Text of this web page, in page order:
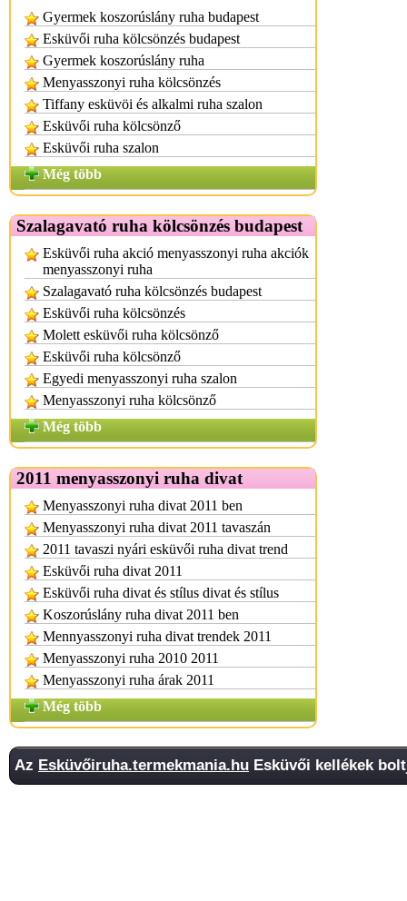
Gyermek koszorúslány ruha budapest
Esküvői ruha kölcsönzés budapest
Gyermek koszorúslány ruha
Menyasszonyi ruha kölcsönzés
Tiffany esküvöi és alkalmi ruha szalon
Esküvői ruha kölcsönző
Esküvői ruha szalon
Még több
Szalagavató ruha kölcsönzés budapest
Esküvői ruha akció menyasszonyi ruha akciók
menyasszonyi ruha
Szalagavató ruha kölcsönzés budapest
Esküvői ruha kölcsönzés
Molett esküvői ruha kölcsönző
Esküvői ruha kölcsönző
Egyedi menyasszonyi ruha szalon
Menyasszonyi ruha kölcsönző
Még több
2011 menyasszonyi ruha divat
Menyasszonyi ruha divat 2011 ben
Menyasszonyi ruha divat 2011 tavaszán
2011 tavaszi nyári esküvői ruha divat trend
Esküvői ruha divat 2011
Esküvői ruha divat és stílus divat és stílus
Koszorúslány ruha divat 2011 ben
Mennyasszonyi ruha divat trendek 2011
Menyasszonyi ruha 2010 2011
Menyasszonyi ruha árak 2011
Még több
Az Esküvőiruha.termekmania.hu Esküvői kellékek